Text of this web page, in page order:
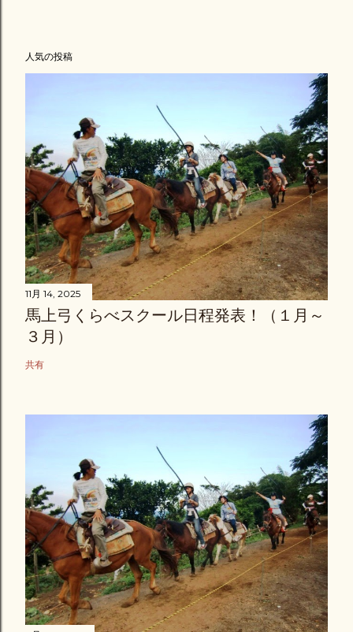
人気の投稿
11月 14, 2025
馬上弓くらべスクール日程発表！（１月～
３月）
共有